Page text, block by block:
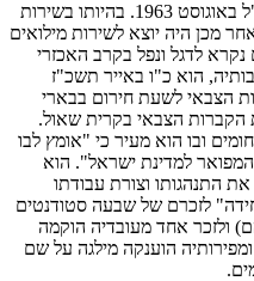
ותקוות לעבודה ולהשתלמות. גויס לצה"ל באוגוסט 1963. בהיותו בשירות
מכן היה יוצא לשירות מילואים
לדגל ונפל בקרב האכזרי
הוא כ"ו באייר תשכ"ז
הצבאי לשעת חירום בבארי
הקברות הצבאי בקרית שאול.
ובו הוא מעיר כי "אומץ לבו
למדינת ישראל". הוא
התנהגותו וצורת עבודתו
לזכרם של שבעה סטודנטים
ולזכר אחד מעובדיה הוקמה
הוענקה מילגה על שם